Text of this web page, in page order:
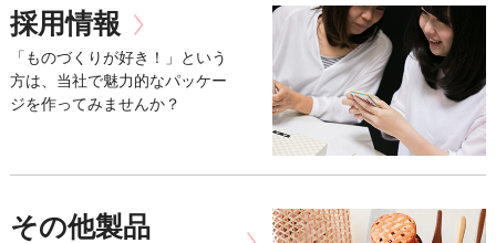
採用情報
「ものづくりが好き！」という
方は、当社で魅力的なパッケー
ジを作ってみませんか？
その他製品